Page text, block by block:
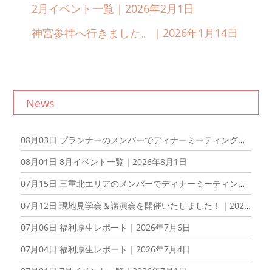
2月イベント一覧｜2026年2月1日
神宮参拝へ行きました。｜2026年1月14日
News
08月03日 プランナーのメンバーでディナーミーティングを開催しました！｜2026年8月3日
08月01日 8月イベント一覧｜2026年8月1日
07月15日 三重北エリアのメンバーでディナーミーティングを開催しました！｜2026年7月15日
07月12日 現地見学会＆講演会を開催いたしました！｜2026年7月12日
07月06日 福利厚生レポート｜2026年7月6日
07月04日 福利厚生レポート｜2026年7月4日